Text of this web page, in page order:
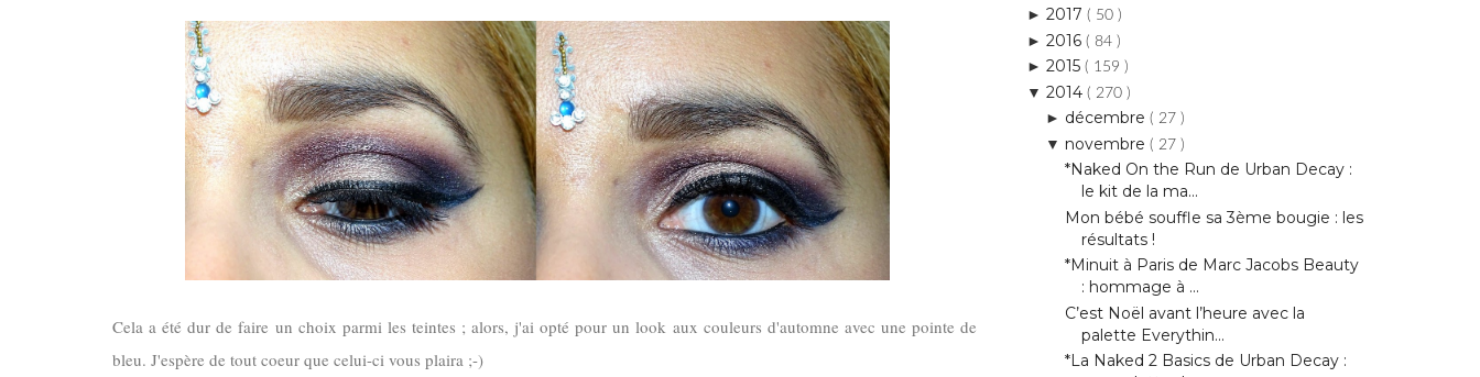
Cela a été dur de faire un choix parmi les teintes ; alors, j'ai opté pour un look aux couleurs d'automne avec une pointe de
bleu. J'espère de tout coeur que celui-ci vous plaira ;-)
► 2017 ( 50 )
► 2016 ( 84 )
► 2015 ( 159 )
▼ 2014 ( 270 )
► décembre ( 27 )
▼ novembre ( 27 )
*Naked On the Run de Urban Decay :
le kit de la ma...
Mon bébé souffle sa 3ème bougie : les
résultats !
*Minuit à Paris de Marc Jacobs Beauty
: hommage à ...
C’est Noël avant l’heure avec la
palette Everythin...
*La Naked 2 Basics de Urban Decay :